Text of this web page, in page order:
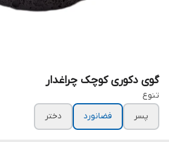
گوی دکوری کوچک چراغدار
تنوع
پسر
فضانورد دختر